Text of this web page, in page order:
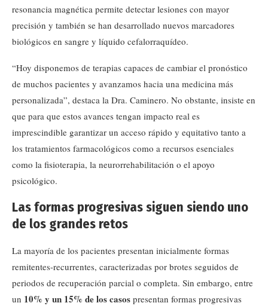
resonancia magnética permite detectar lesiones con mayor
precisión y también se han desarrollado nuevos marcadores
biológicos en sangre y líquido cefalorraquídeo.
“Hoy disponemos de terapias capaces de cambiar el pronóstico
de muchos pacientes y avanzamos hacia una medicina más
personalizada”, destaca la Dra. Caminero. No obstante, insiste en
que para que estos avances tengan impacto real es
imprescindible garantizar un acceso rápido y equitativo tanto a
los tratamientos farmacológicos como a recursos esenciales
como la fisioterapia, la neurorrehabilitación o el apoyo
psicológico.
Las formas progresivas siguen siendo uno
de los grandes retos
La mayoría de los pacientes presentan inicialmente formas
remitentes-recurrentes, caracterizadas por brotes seguidos de
periodos de recuperación parcial o completa. Sin embargo, entre
un 10% y un 15% de los casos presentan formas progresivas